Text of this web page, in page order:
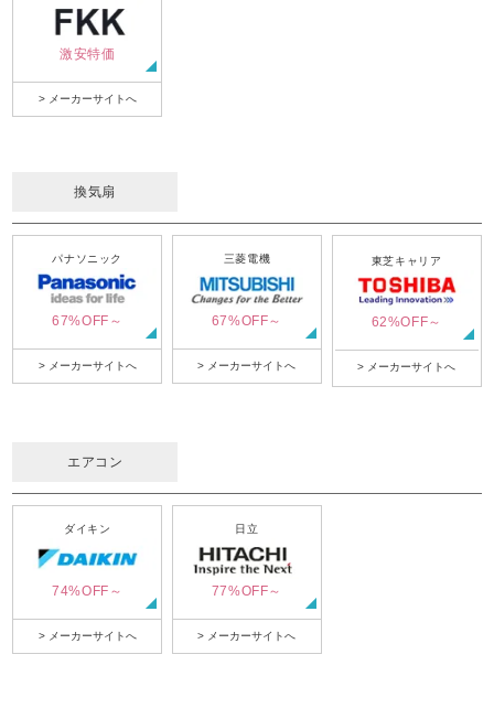
激安特価
> メーカーサイトへ
換気扇
パナソニック
67%OFF～
> メーカーサイトへ
三菱電機
67%OFF～
> メーカーサイトへ
東芝キャリア
62%OFF～
> メーカーサイトへ
エアコン
ダイキン
74%OFF～
> メーカーサイトへ
日立
77%OFF～
> メーカーサイトへ